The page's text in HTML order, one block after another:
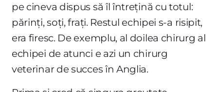
pe cineva dispus să îl întrețină cu totul:
părinți, soți, frați. Restul echipei s-a risipit,
era firesc. De exemplu, al doilea chirurg al
echipei de atunci e azi un chirurg
veterinar de succes în Anglia.